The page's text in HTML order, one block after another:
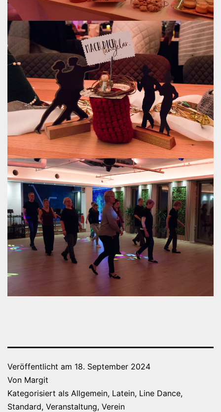
Veröffentlicht am 18. September 2024
Von Margit
Kategorisiert als Allgemein, Latein, Line Dance,
Standard, Veranstaltung, Verein